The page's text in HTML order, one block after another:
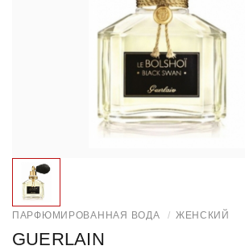
ПАРФЮМИРОВАННАЯ ВОДА / ЖЕНСКИЙ
GUERLAIN